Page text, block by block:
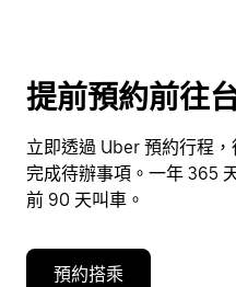
鍵
即
使
用
行
提前預約前往
立即透過 Uber 預約行程
完成待辦事項。一年 365
前 90 天叫車。
預約搭乘